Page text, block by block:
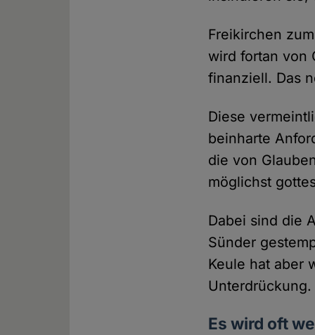
Freikirchen
wird fortan von
finanziell. Das
Diese
beinharte
die von
möglichst
Dabei sind die
Sünder
Keule hat aber
Unterdrückung.
Es wird oft